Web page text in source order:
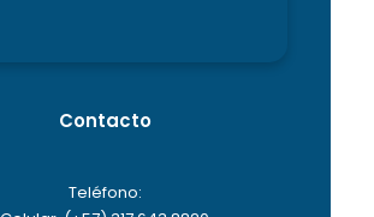
Contacto
Teléfono: